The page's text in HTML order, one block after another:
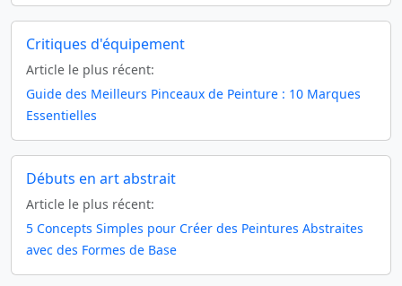
Critiques d'équipement
Article le plus récent:
Guide des Meilleurs Pinceaux de Peinture : 10 Marques
Essentielles
Débuts en art abstrait
Article le plus récent:
5 Concepts Simples pour Créer des Peintures Abstraites
avec des Formes de Base